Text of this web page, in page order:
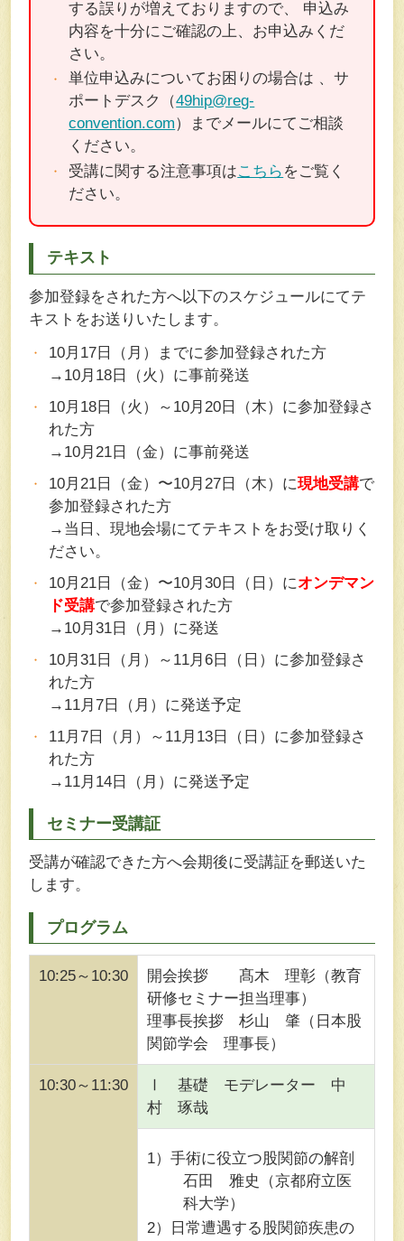
する誤りが増えておりますので、 申込み
内容を十分にご確認の上、お申込みくだ
さい。
単位申込みについてお困りの場合は 、サ
ポートデスク（49hip@reg-
convention.com）までメールにてご相談
ください。
受講に関する注意事項はこちら をご覧く
ださい。
テキスト
参加登録をされた方へ以下のスケジュールにてテ
キストをお送りいたします。
10月17日（月）までに参加登録された方
→10月18日（火）に事前発送
10月18日（火）～10月20日（木）に参加登録さ
れた方
→10月21日（金）に事前発送
10月21日（金）〜10月27日（木）に現地受講で
参加登録された方
→当日、現地会場にてテキストをお受け取りく
ださい。
10月21日（金）〜10月30日（日）にオンデマン
ド受講で参加登録された方
→10月31日（月）に発送
10月31日（月）～11月6日（日）に参加登録さ
れた方
→11月7日（月）に発送予定
11月7日（月）～11月13日（日）に参加登録さ
れた方
→11月14日（月）に発送予定
セミナー受講証
受講が確認できた方へ会期後に受講証を郵送いた
します。
プログラム
10:25～10:30
開会挨拶 髙木 理彰（教育
研修セミナー担当理事）
理事長挨拶 杉山 肇（日本股
関節学会 理事長）
10:30～11:30
Ⅰ 基礎 モデレーター 中
村 琢哉
1）手術に役立つ股関節の解剖
石田 雅史（京都府立医
科大学）
2）日常遭遇する股関節疾患の